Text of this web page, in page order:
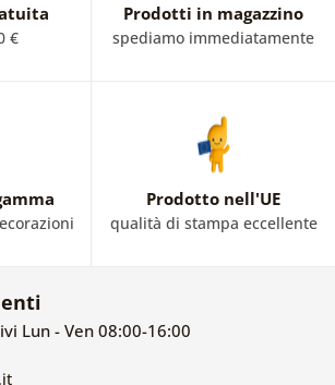
€
Prodotti in magazzino
spediamo immediatamente
Prodotto nell'UE
qualità di stampa eccellente
Lun - Ven 08:00-16:00